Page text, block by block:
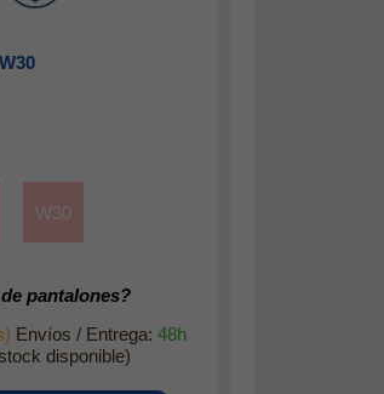
W30
pantalones?
Envíos / Entrega:48h
disponible)